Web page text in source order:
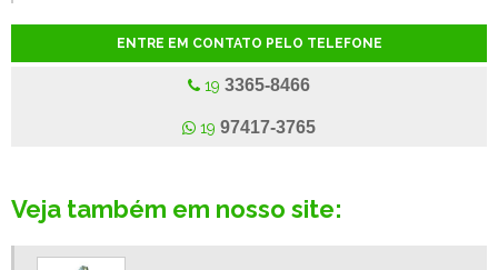
SEPARADOR DE COBRE
SUCATA DE COBRE A VENDA
SUCATA DE FIOS E CABOS DE COBRE
ENTRE EM CONTATO PELO TELEFONE
19 3365-8466
19 97417-3765
Veja também em nosso site: